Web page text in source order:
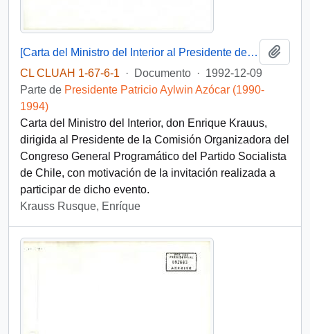
[Carta del Ministro del Interior al Presidente de la Comisión Organizadora del Congreso General Programático del Partido Socialista de Chile]
CL CLUAH 1-67-6-1
· Documento · 1992-12-09
Parte de Presidente Patricio Aylwin Azócar (1990-
1994)
Carta del Ministro del Interior, don Enrique Krauus,
dirigida al Presidente de la Comisión Organizadora del
Congreso General Programático del Partido Socialista
de Chile, con motivación de la invitación realizada a
participar de dicho evento.
Krauss Rusque, Enríque